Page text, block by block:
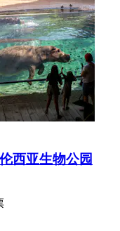
西亚生物公园